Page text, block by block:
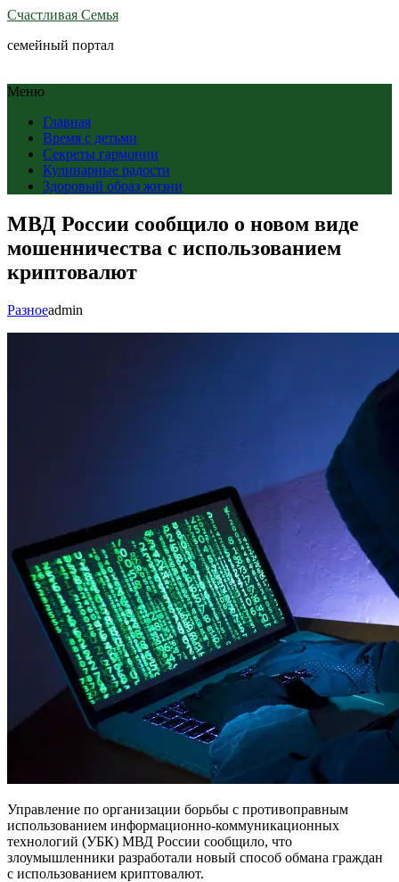
Счастливая Семья
семейный портал
Меню
Главная
Время с детьми
Секреты гармонии
Кулинарные радости
Здоровый образ жизни
МВД России сообщило о новом виде
мошенничества с использованием
криптовалют
Разноеadmin
Управление по организации борьбы с противоправным
использованием информационно-коммуникационных
технологий (УБК) МВД России сообщило, что
злоумышленники разработали новый способ обмана граждан
с использованием криптовалют.